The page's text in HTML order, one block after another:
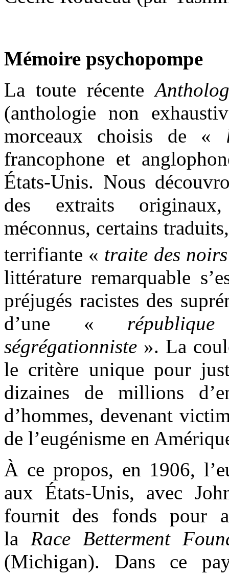
Mémoire psychopompe
La toute récente
(anthologie non
morceaux choisis de «
francophone et
États-Unis. Nous
des extraits
méconnus, certains
terrifiante « traite des noirs
littérature remarquable
préjugés racistes des
d’une «
ségrégationniste ». La
le critère unique pour
dizaines de millions
d’hommes, devenant
de l’eugénisme en
À ce propos, en 1906,
aux États-Unis, avec
fournit des fonds pour
la Race Betterment
(Michigan). Dans ce